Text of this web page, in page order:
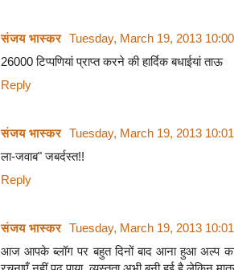
संजय भास्‍कर Tuesday, March 19, 2013
26000 टिप्पणियां प्राप्त करने की हार्दिक बधाईयां ताऊ
Reply
संजय भास्‍कर Tuesday, March 19, 2013
ला-जवाब" जबर्दस्त!!
Reply
संजय भास्‍कर Tuesday, March 19, 2013
आज आपके ब्लॉग पर बहुत दिनों बाद आना हुआ अल्प